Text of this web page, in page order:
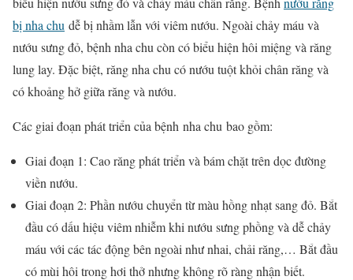
bị nha chu dễ bị nhầm lẫn với viêm nướu. Ngoài chảy máu và
nướu sưng đỏ, bệnh nha chu còn có biểu hiện hôi miệng và răng
lung lay. Đặc biệt, răng nha chu có nướu tuột khỏi chân răng và
có khoảng hở giữa răng và nướu.
Các giai đoạn phát triển của bệnh nha chu bao gồm:
Giai đoạn 1: Cao răng phát triển và bám chặt trên dọc đường
viền nướu.
Giai đoạn 2: Phần nướu chuyển từ màu hồng nhạt sang đỏ. Bắt
đầu có dấu hiệu viêm nhiễm khi nướu sưng phồng và dễ chảy
máu với các tác động bên ngoài như nhai, chải răng,… Bắt đầu
có mùi hôi trong hơi thở nhưng không rõ ràng nhận biết.